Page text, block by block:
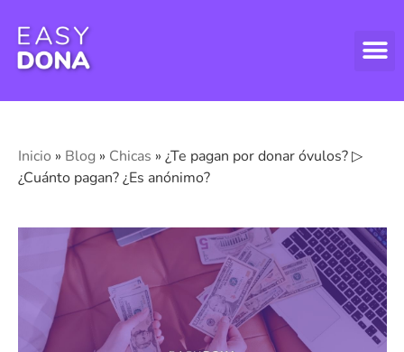
Inicio » Blog » Chicas » ¿Te pagan por donar óvulos? ▷
¿Cuánto pagan? ¿Es anónimo?